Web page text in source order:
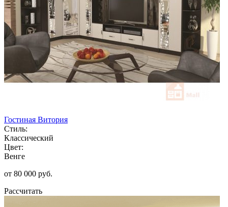
Гостиная Витория
Стиль:
Классический
Цвет:
Венге
от 80 000 руб.
Рассчитать